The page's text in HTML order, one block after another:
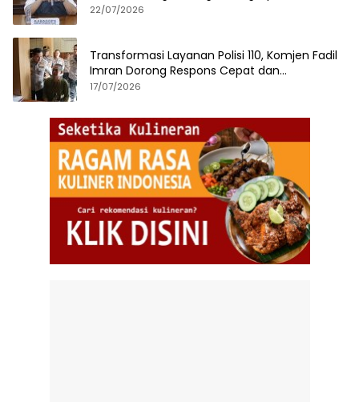
22/07/2026
Transformasi Layanan Polisi 110, Komjen Fadil
Imran Dorong Respons Cepat dan
Terintegrasi
17/07/2026